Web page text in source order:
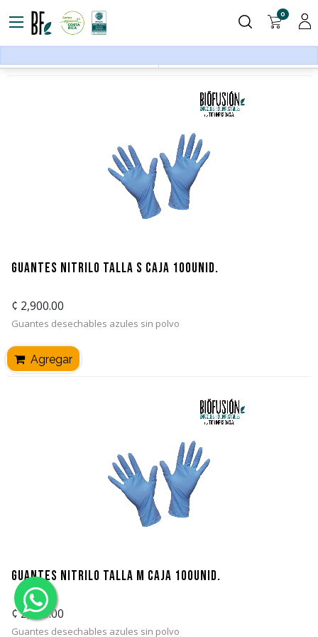
0
Equipo de protección
Guantes Nitrilo Talla S Caja 100unid.
¢ 2,900.00
Guantes desechables azules sin polvo
Agregar
Guantes Nitrilo Talla M Caja 100unid.
¢2,900.00
Guantes desechables azules sin polvo